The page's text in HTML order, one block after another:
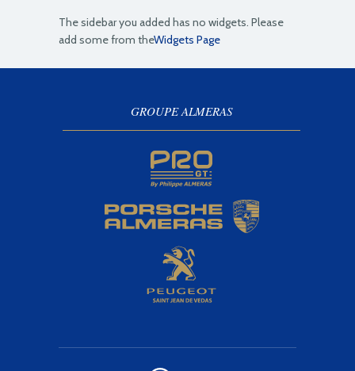
The sidebar you added has no widgets. Please
add some from theWidgets Page
GROUPE ALMERAS